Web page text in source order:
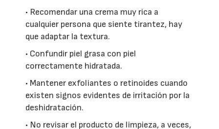
• Recomendar una crema muy rica a
cualquier persona que siente tirantez, hay
que adaptar la textura.
• Confundir piel grasa con piel
correctamente hidratada.
• Mantener exfoliantes o retinoides cuando
existen signos evidentes de irritación por la
deshidratación.
• No revisar el producto de limpieza, a veces,